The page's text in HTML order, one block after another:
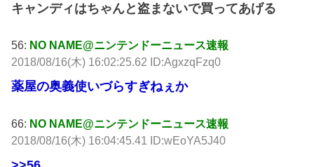
キャンディはちゃんと盗まないで買ってあげる
56: NO NAME@ニンテンドーニュース速報
2018/08/16(木) 16:02:25.62 ID:AgxzqFzq0
薬屋の奥義使いづらすぎねぇか
66: NO NAME@ニンテンドーニュース速報
2018/08/16(木) 16:04:45.41 ID:wEoYA5J40